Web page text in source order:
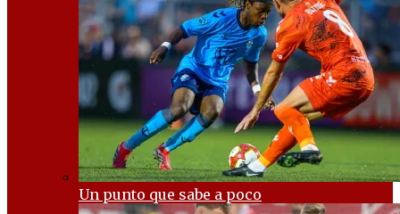
Un punto que sabe a poco